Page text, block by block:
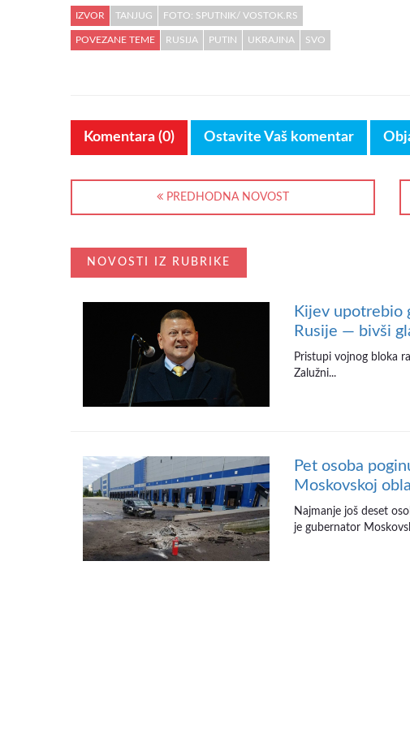
IZVOR TANJUG FOTO: SPUTNIK/ VOSTOK.RS
POVEZANE TEME RUSIJA PUTIN UKRAJINA SVO
Komentara (0) Ostavite Vaš komentar
PREDHODNA NOVOST
NOVOSTI IZ RUBRIKE
Kijev upotrebio
Rusije — bivši
Pristupi vojnog bloka
Zalužni...
Pet osoba
Moskovskoj
Najmanje još deset
je gubernator